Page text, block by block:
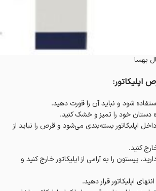
بهسا
اپليكاتور:
شود و نبايد آن را قورت دهيد.
دستان خود را تمیز و خشک كنيد.
اپلیکاتور بسته‌بندی می‌شود و قرص را نبايد از
کنید.
پیستون را به آرامی از اپلیکاتور خارج کنید و
اپلیکاتور قرار دهید.